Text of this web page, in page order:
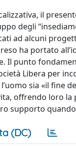
il
degli
ad alcuni
ha portato
punto
Libera per
sia «il fine
offrendo loro
supporto quando
(DC)